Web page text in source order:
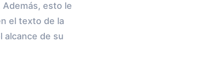
esto le
el texto de la
alcance de su